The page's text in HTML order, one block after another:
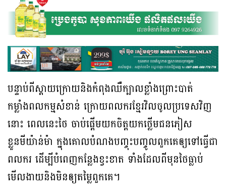
បន្ទាប់ពីស្តាយក្រោយនិងកំពុងឈឺក្បាលខ្លាំងព្រោះបាត់
កម្លាំងពលកម្មសំខាន់ ក្រោយពលករខ្មែរវិលចូលប្រទេសវិញ
នោះ ពេលនេះថៃ ចាប់ផ្តើមយកចិត្តយកថ្លើមជនភៀស
ខ្លួនមីយ៉ាន់ម៉ា ក្នុងគោលបំណងបញ្ចុះបញ្ចូលពួកគេឲ្យទៅធ្វើជា
ពលករ ដើម្បីបំពេញកន្លែងខ្វះខាត ទាំងដែលពីមុនថៃធ្លាប់
មើលងាយនិងមិនឲ្យតម្លៃពួកគេ។